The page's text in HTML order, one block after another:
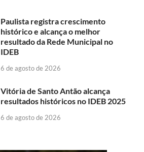
Paulista registra crescimento
histórico e alcança o melhor
resultado da Rede Municipal no
IDEB
6 de agosto de 2026
Vitória de Santo Antão alcança
resultados históricos no IDEB 2025
6 de agosto de 2026